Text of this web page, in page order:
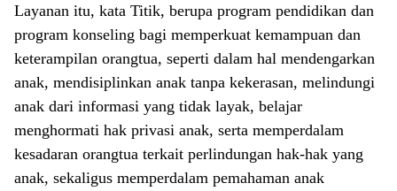
Layanan itu, kata Titik, berupa program pendidikan dan
program konseling bagi memperkuat kemampuan dan
keterampilan orangtua, seperti dalam hal mendengarkan
anak, mendisiplinkan anak tanpa kekerasan, melindungi
anak dari informasi yang tidak layak, belajar
menghormati hak privasi anak, serta memperdalam
kesadaran orangtua terkait perlindungan hak-hak yang
anak, sekaligus memperdalam pemahaman anak